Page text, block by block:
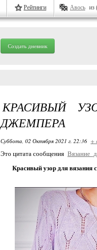
Рейтинги Авось из
Создать дневник
КРАСИВЫЙ
ДЖЕМПЕРА
Суббота, 02 Октября 2021 г. 22:36 +
Это цитата сообщения
Красивый узор для вязания